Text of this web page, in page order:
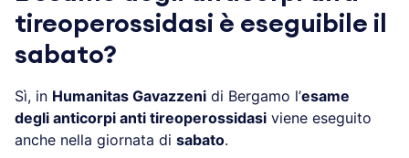
tireoperossidasi è eseguibile il
sabato?
Sì, in Humanitas Gavazzeni di Bergamo l’esame
degli anticorpi anti tireoperossidasi viene eseguito
anche nella giornata di sabato.